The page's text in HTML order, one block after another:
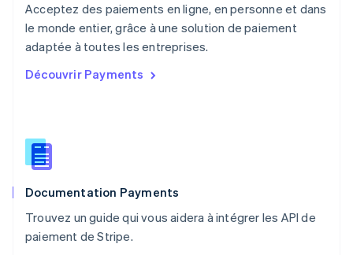
Acceptez des paiements en ligne, en personne et dans
le monde entier, grâce à une solution de paiement
adaptée à toutes les entreprises.
Découvrir Payments
Documentation Payments
Trouvez un guide qui vous aidera à intégrer les API de
paiement de Stripe.
NederlandsEnglish
Pologne
English
PortuguêsEnglish
English
Roumanie
Royaume-Uni
Singapour
English 简体中文